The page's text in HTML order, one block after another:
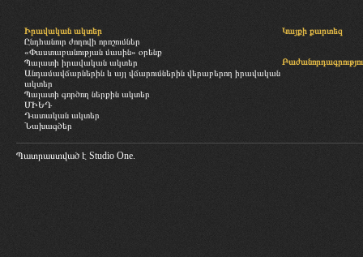
Իրավական ակտեր
Ընդհանուր ժողովի որոշումներ
«Փաստաբանության մասին» օրենք
Պալատի իրավական ակտեր
Անդամավճարներին և այլ վճարումներին վերաբերող իրավական
ակտեր
Պալատի գործող ներքին ակտեր
ՄԻԵԴ
Դատական ակտեր
Նախագծեր
Կայքի քարտեզ
Պատրաստված է Studio One.